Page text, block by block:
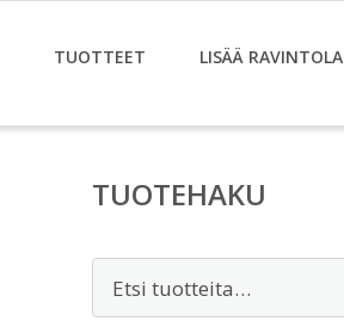
TUOTTEET LISÄÄ RAVINTOLA
TUOTEHAKU